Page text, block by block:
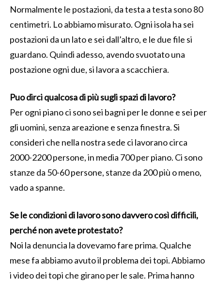
Normalmente le postazioni, da testa a testa sono 80
centimetri. Lo abbiamo misurato. Ogni isola ha sei
postazioni da un lato e sei dall’altro, e le due file si
guardano. Quindi adesso, avendo svuotato una
postazione ogni due, si lavora a scacchiera.
Puo dirci qualcosa di più sugli spazi di lavoro?
Per ogni piano ci sono sei bagni per le donne e sei per
gli uomini, senza areazione e senza finestra. Si
consideri che nella nostra sede ci lavorano circa
2000-2200 persone, in media 700 per piano. Ci sono
stanze da 50-60 persone, stanze da 200 più o meno,
vado a spanne.
Se le condizioni di lavoro sono davvero così difficili,
perché non avete protestato?
Noi la denuncia la dovevamo fare prima. Qualche
mese fa abbiamo avuto il problema dei topi. Abbiamo
i video dei topi che girano per le sale. Prima hanno